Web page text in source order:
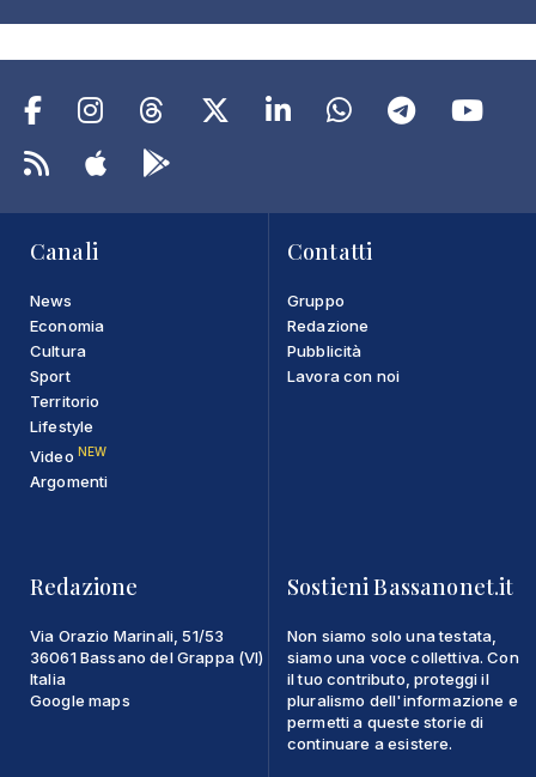
Canali
News
Economia
Cultura
Sport
Territorio
Lifestyle
Video NEW
Argomenti
Contatti
Gruppo
Redazione
Pubblicità
Lavora con noi
Redazione
Via Orazio Marinali, 51/53
36061 Bassano del Grappa (VI)
Italia
Google maps
Sostieni Bassanonet.it
Non siamo solo una testata,
siamo una voce collettiva. Con
il tuo contributo, proteggi il
pluralismo dell'informazione e
permetti a queste storie di
continuare a esistere.